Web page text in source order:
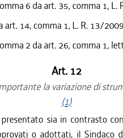
6 da art. 35, comma 1, L.
14, comma 1, L. R. 13/2009
2 da art. 26, comma 1,
Art. 12
la variazione di
(1)
sia in contrasto
o adottati, il Sindaco